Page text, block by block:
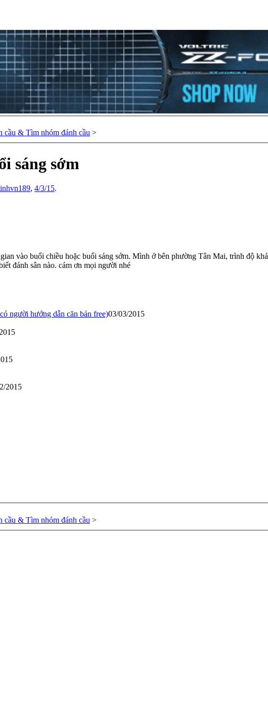
cầu & Tìm nhóm đánh cầu >
sáng sớm
, 4/3/15.
vào buổi chiều hoặc buổi sáng sớm. Mình ở bên phường Tân Mai, trình độ khá
đánh sân nào. cám ơn mọi người nhé
người hướng dẫn căn bản free)03/03/2015
2015
cầu & Tìm nhóm đánh cầu >